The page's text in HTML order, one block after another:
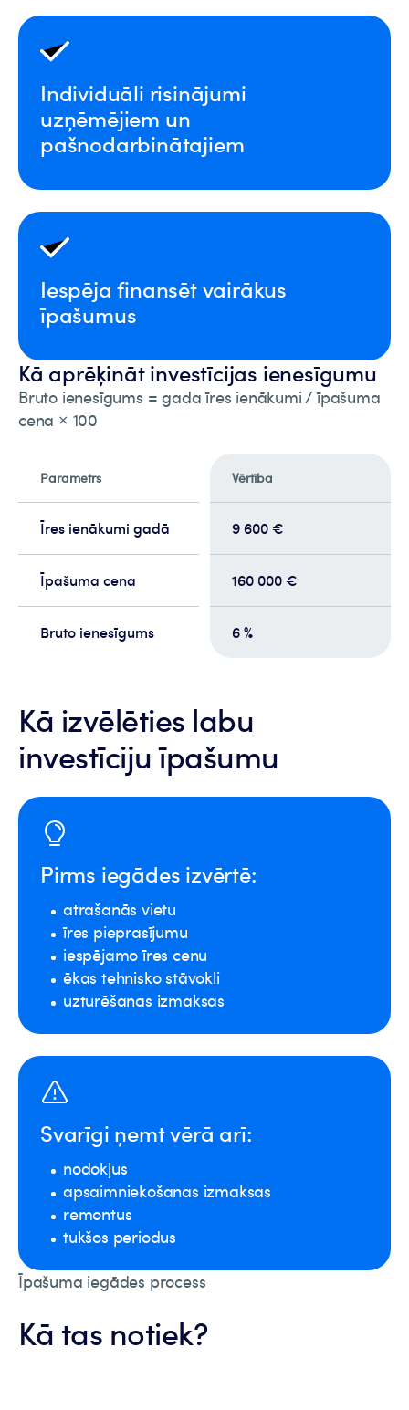
Individuāli risinājumi
uzņēmējiem un
pašnodarbinātajiem
Iespēja finansēt vairākus
īpašumus
Kā aprēķināt investīcijas ienesīgumu
Bruto ienesīgums = gada īres ienākumi / īpašuma
cena × 100
Parametrs Vērtība
Īres ienākumi gadā 9 600 €
Īpašuma cena 160 000 €
Bruto ienesīgums 6 %
Kā izvēlēties labu
investīciju īpašumu
Pirms iegādes izvērtē:
atrašanās vietu
īres pieprasījumu
iespējamo īres cenu
ēkas tehnisko stāvokli
uzturēšanas izmaksas
Svarīgi ņemt vērā arī:
nodokļus
apsaimniekošanas izmaksas
remontus
tukšos periodus
Īpašuma iegādes process
Kā tas notiek?